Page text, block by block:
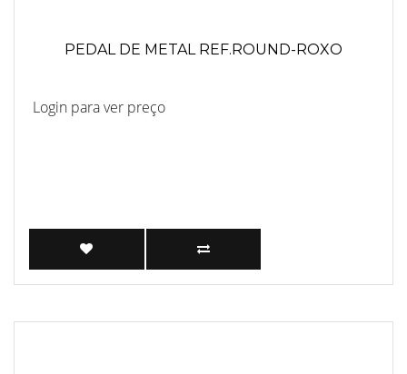
PEDAL DE METAL REF.ROUND-ROXO
Login para ver preço